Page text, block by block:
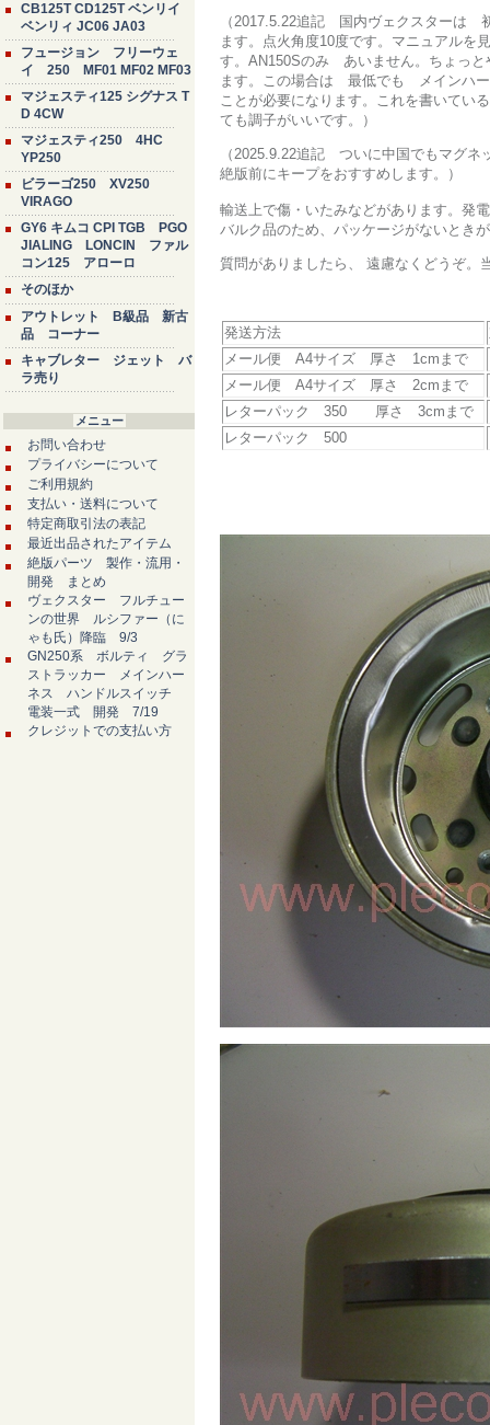
CB125T CD125T ベンリイ
ベンリィ JC06 JA03
フュージョン フリーウェ
イ 250 MF01 MF02 MF03
マジェスティ125 シグナス T
D 4CW
マジェスティ250 4HC
YP250
ビラーゴ250 XV250
VIRAGO
GY6 キムコ CPI TGB PGO
JIALING LONCIN ファル
コン125 アローロ
そのほか
アウトレット B級品 新古
品 コーナー
キャブレター ジェット バ
ラ売り
メニュー
お問い合わせ
プライバシーについて
ご利用規約
支払い・送料について
特定商取引法の表記
最近出品されたアイテム
絶版パーツ 製作・流用・
開発 まとめ
ヴェクスター フルチュー
ンの世界 ルシファー（に
ゃも氏）降臨 9/3
GN250系 ボルティ グラ
ストラッカー メインハー
ネス ハンドルスイッチ
電装一式 開発 7/19
クレジットでの支払い方
（2017.5.22追記 国内ヴェクスターは
ます。点火角度10度です。マニュアル
す。AN150Sのみ あいません。ちょっと
ます。この場合は 最低でも メインハ
ことが必要になります。これを書いてい
ても調子がいいです。）
（2025.9.22追記 ついに中国でもマグネ
絶版前にキープをおすすめします。）
輸送上で傷・いたみなどがあります。発
バルク品のため、パッケージがないとき
質問がありましたら、 遠慮なくどうぞ。
発送方法
メール便 A4サイズ 厚さ 1cmまで
メール便 A4サイズ 厚さ 2cmまで
レターパック 350 厚さ 3cmまで
レターパック 500